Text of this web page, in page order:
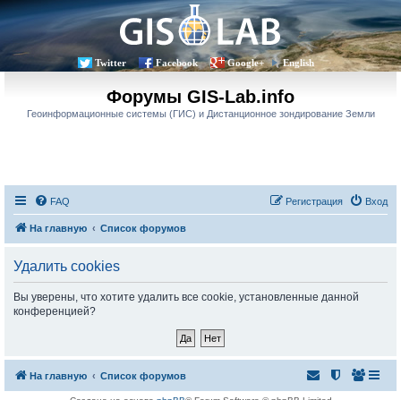
Twitter Facebook Google+ English
Форумы GIS-Lab.info
Геоинформационные системы (ГИС) и Дистанционное зондирование Земли
FAQ Вход
Регистрация
На главную Список форумов
Удалить cookies
Вы уверены, что хотите удалить все cookie, установленные данной
конференцией?
На главную Список форумов